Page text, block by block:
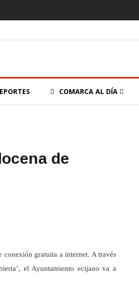
COMARCA AL DÍA
de
conexión gratuita a internet. A través
el Ayuntamiento ecijano va a